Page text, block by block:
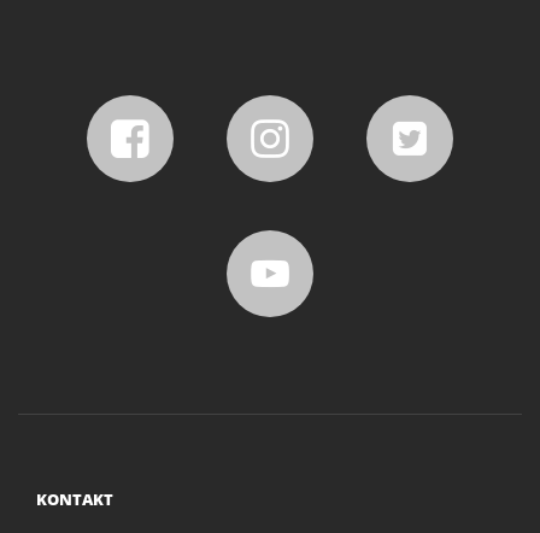
KONTAKT